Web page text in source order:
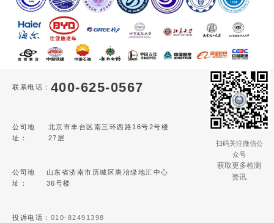
联系电话： 400-625-0567
公司地
址：
北京市丰台区南三环西路16号2号楼
27层
公司地
址：
山东省济南市历城区唐冶绿地汇中心
36号楼
投诉电话： 010-82491398
扫码关注微信公
众号
获取更多检测
资讯